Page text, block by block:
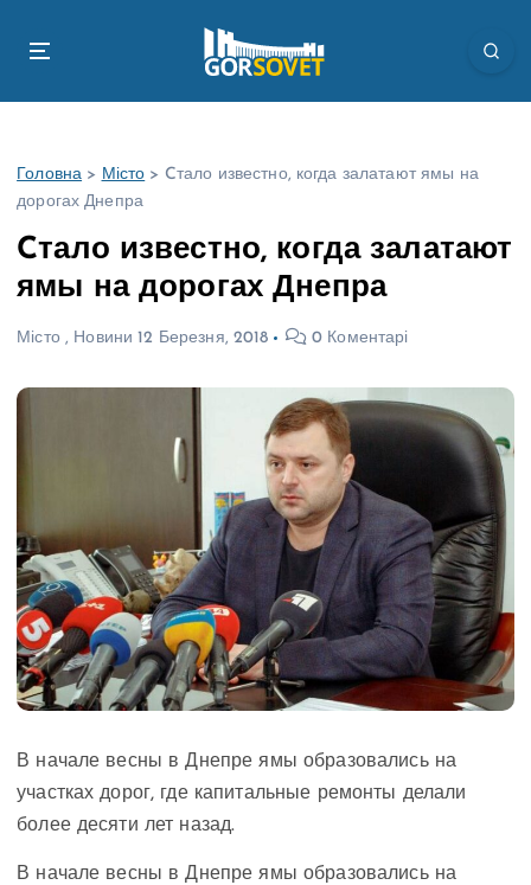
Головна > Місто > Cтало известно, когда залатают ямы на
дорогах Днепра
Cтало известно, когда залатают
ямы на дорогах Днепра
Місто, Новини 12 Березня, 2018 0 Коментарі
В начале весны в Днепре ямы образовались на
участках дорог, где капитальные ремонты делали
более десяти лет назад.
В начале весны в Днепре ямы образовались на